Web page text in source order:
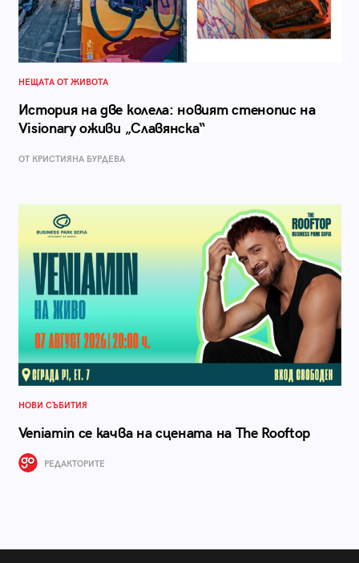
НЕЩАТА ОТ ЖИВОТА
История на две колела: новият стенопис на
Visionary оживи „Славянска“
ОТ КРИСТИЯНА БУРДЕВА
НОВИ СЪБИТИЯ
Veniamin се качва на сцената на The Rooftop
РЕДАКТОРИТЕ